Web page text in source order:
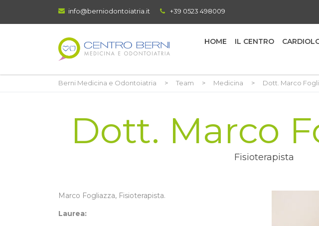
info@berniodontoiatria.it +39 0523 498009
HOME IL CENTRO
Berni Medicina e Odontoiatria > Team > Medicina > Dott. Marco
Dott. Marco
Fisioterapista
Marco Fogliazza, Fisioterapista.
Laurea: